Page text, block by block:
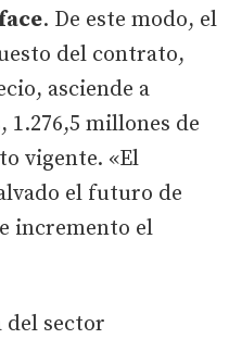
. De este modo, el
del contrato,
asciende a
1.276,5 millones de
vigente. «El
el futuro de
incremento el
del sector